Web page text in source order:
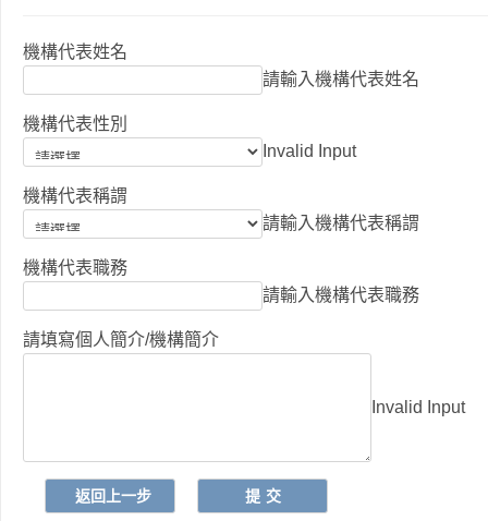
機構代表姓名
請輸入機構代表姓名
機構代表性別
Invalid Input
機構代表稱謂
請輸入機構代表稱謂
機構代表職務
請輸入機構代表職務
請填寫個人簡介/機構簡介
Invalid Input